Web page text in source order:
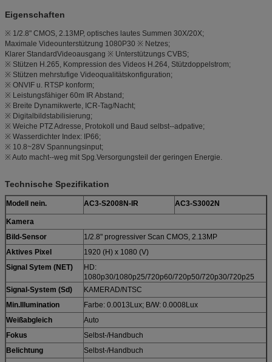
Eigenschaften
※ 1/2.8" CMOS, 2.13MP, optisches lautes Summen 30X/20X;
Maximale Videounterstützung 1080P30 ※ Netzes;
Klarer StandardVideoausgang ※ Unterstützungs CVBS;
※ Stützen H.265, Kompression des Videos H.264, Stützdoppelstrom;
※ Stützen mehrstufige Videoqualitätskonfiguration;
※ ONVIF u. RTSP konform;
※ Leistungsfähiger 60m IR Abstand;
※ Breite Dynamikwerte, ICR-Tag/Nacht;
※ Digitalbildstabilisierung;
※ Weiche PTZ Adresse, Protokoll und Baud selbst--adpative;
※ Wasserdichter Index: IP66;
※ 10.8~28V Spannungsinput;
※ Auto macht--weg mit Spg.Versorgungsteil der geringen Energie.
Technische Spezifikation
Modell nein. AC3-S2008N-IR AC3-S3002N
Kamera
Bild-Sensor
1/2.8" progressiver Scan CMOS, 2.13MP
Aktives Pixel
1920 (H) x 1080 (V)
Signal Sytem (NET)
HD:
1080p30/1080p25/720p60/720p50/720p30/720p25
Signal-System (Sd)
KAMERAD/NTSC
Min.Illumination
Farbe: 0.0013Lux; B/W: 0.0008Lux
Weißabgleich
Auto
Fokus
Selbst-/Handbuch
Belichtung
Selbst-/Handbuch